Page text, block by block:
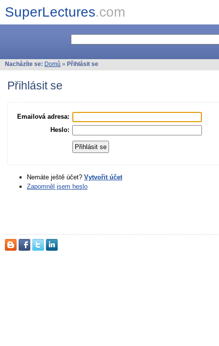
SuperLectures.com
Nacházíte se: Domů » Přihlásit se
Přihlásit se
Emailová adresa:
Heslo:
Nemáte ještě účet? Vytvořit účet
Zapomněl jsem heslo